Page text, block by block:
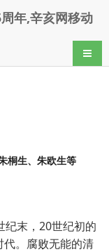
年,辛亥网移动
导航
桐生、朱欧生等
末，20世纪初的
。腐败无能的清